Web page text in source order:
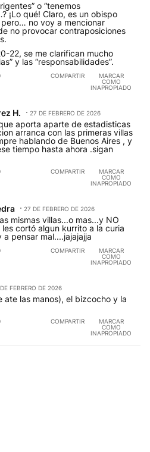
o “tenemos
¡Lo qué! Claro, es un obispo
no voy a mencionar
no provocar contraposiciones
22, se me clarifican mucho
y las “responsabilidades”.
COMPARTIR
MARCAR
COMO
INAPROPIADO
H. 27 DE FEBRERO DE 2026
aporta aparte de estadisticas
arranca con las primeras villas
hablando de Buenos Aires , y
tiempo hasta ahora .sigan
COMPARTIR
MARCAR
COMO
INAPROPIADO
27 DE FEBRERO DE 2026
mismas villas...o mas...y NO
les cortó algun kurrito a la curia
a pensar mal....jajajajja
COMPARTIR
MARCAR
COMO
INAPROPIADO
FEBRERO DE 2026
ate las manos), el bizcocho y la
COMPARTIR
MARCAR
COMO
INAPROPIADO